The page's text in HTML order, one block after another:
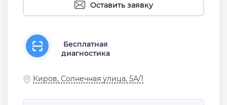
Оставить заявку
Бесплатная
диагностика
Киров, Солнечная улица, 5А/1